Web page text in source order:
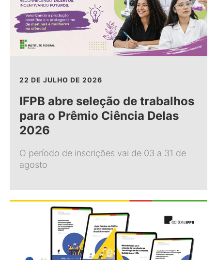
22 DE JULHO DE 2026
IFPB abre seleção de trabalhos
para o Prêmio Ciência Delas
2026
O período de inscrições vai de 03 a 31 de
agosto